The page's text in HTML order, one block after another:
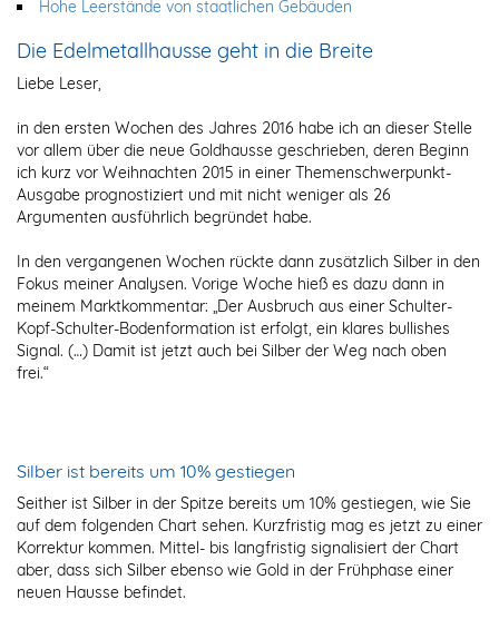
Hohe Leerstände von staatlichen Gebäuden
Die Edelmetallhausse geht in die Breite
Liebe Leser,
in den ersten Wochen des Jahres 2016 habe ich an dieser Stelle
vor allem über die neue Goldhausse geschrieben, deren Beginn
ich kurz vor Weihnachten 2015 in einer Themenschwerpunkt-
Ausgabe prognostiziert und mit nicht weniger als 26
Argumenten ausführlich begründet habe.
In den vergangenen Wochen rückte dann zusätzlich Silber in den
Fokus meiner Analysen. Vorige Woche hieß es dazu dann in
meinem Marktkommentar: „Der Ausbruch aus einer Schulter-
Kopf-Schulter-Bodenformation ist erfolgt, ein klares bullishes
Signal. (…) Damit ist jetzt auch bei Silber der Weg nach oben
frei.“
Silber ist bereits um 10% gestiegen
Seither ist Silber in der Spitze bereits um 10% gestiegen, wie Sie
auf dem folgenden Chart sehen. Kurzfristig mag es jetzt zu einer
Korrektur kommen. Mittel- bis langfristig signalisiert der Chart
aber, dass sich Silber ebenso wie Gold in der Frühphase einer
neuen Hausse befindet.